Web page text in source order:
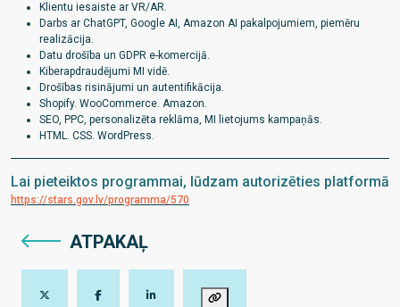
Klientu iesaiste ar VR/AR.
Darbs ar ChatGPT, Google AI, Amazon AI pakalpojumiem, piemēru
realizācija.
Datu drošība un GDPR e-komercijā.
Kiberapdraudējumi MI vidē.
Drošības risinājumi un autentifikācija.
Shopify. WooCommerce. Amazon.
SEO, PPC, personalizēta reklāma, MI lietojums kampaņās.
HTML. CSS. WordPress.
Lai pieteiktos programmai, lūdzam autorizēties platformā
https://stars.gov.lv/programma/570
ATPAKAĻ